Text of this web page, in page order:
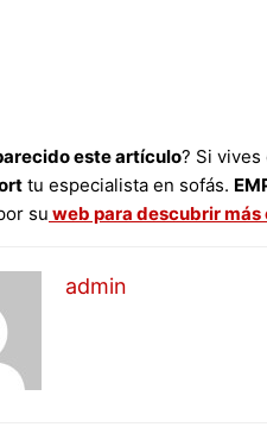
este artículo? Si
tu especialista en sofás.
su web para descubrir más
admin